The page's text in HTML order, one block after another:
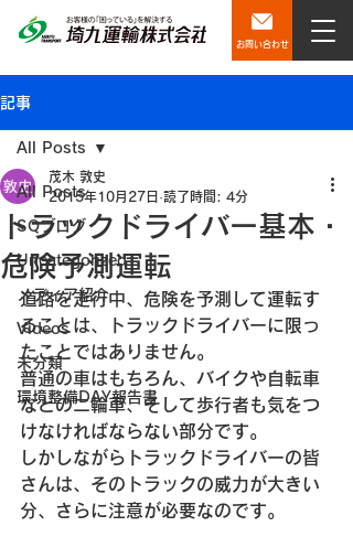
お問い合わせ
記事
All Posts
SQブログ
Uncategorized
メディア紹介
Videos
未分類
環境整備DAY報告書
All Posts
トラックドライバー基本・
危険予測運転
茂木 敦史
2015年10月27日 読了時間: 4分
道路を走行中、危険を予測して運転す
ることは、トラックドライバーに限っ
たことではありません。
普通の車はもちろん、バイクや自転車
などの二輪車、そして歩行者も気をつ
けなければならない部分です。
しかしながらトラックドライバーの皆
さんは、そのトラックの威力が大きい
分、さらに注意が必要なのです。